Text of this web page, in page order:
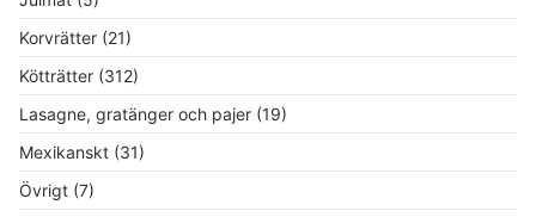
Korvrätter (21)
Kötträtter (312)
Lasagne, gratänger och pajer (19)
Mexikanskt (31)
Övrigt (7)